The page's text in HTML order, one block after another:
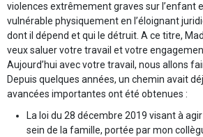
violences extrêmement graves sur l’enfant
vulnérable physiquement en l’éloignant
dont il dépend et qui le détruit. A ce titre,
veux saluer votre travail et votre
Aujourd’hui avec votre travail, nous allons
Depuis quelques années, un chemin avait
avancées importantes ont été obtenues :
La loi du 28 décembre 2019 visant à
sein de la famille, portée par mon